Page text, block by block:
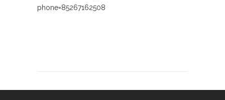
phone=85267162508